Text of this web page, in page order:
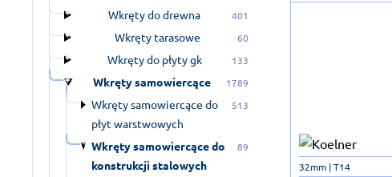
Wkręty do drewna 401
Wkręty tarasowe 60
Wkręty do płyty gk 133
Wkręty samowiercące 1789
Wkręty samowiercące do
płyt warstwowych
513
Wkręty samowiercące do
konstrukcji stalowych
89
32mm | T14